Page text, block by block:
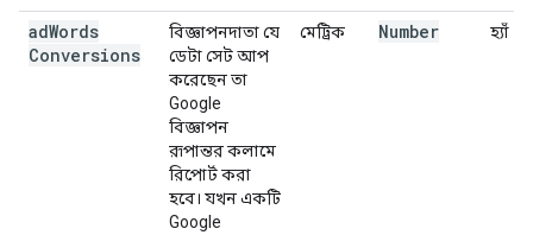
adWords
Conversions
বিজ্ঞাপনদাতা যে
ডেটা সেট আপ
করেছেন তা
Google
বিজ্ঞাপন
রূপান্তর কলামে
রিপোর্ট করা
হবে। যখন একটি
Google
মেট্রিক Number হ্যাঁ